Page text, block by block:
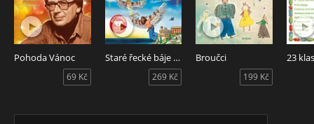
Prázdninový příběh pejska a kočičky je kniha nejen o
přátelství a soudržnosti, ale i o silné vůli a překonávání sama
sebe.
Audiokniha Prázdninový příběh pejska a kočičky, autorka
Vlasta Hurtíková, čtou Miroslava Součková a Petr Čtvrtníček.
Pohoda Vánoc
69 Kč
Staré řecké báje a pověsti
269 Kč
Broučci
199 Kč